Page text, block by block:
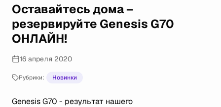
ОНЛАЙН!
Оставайтесь дома –
резервируйте Genesis G70
ОНЛАЙН!
16 апреля 2020
Рубрики: Новинки
Genesis G70 - результат нашего